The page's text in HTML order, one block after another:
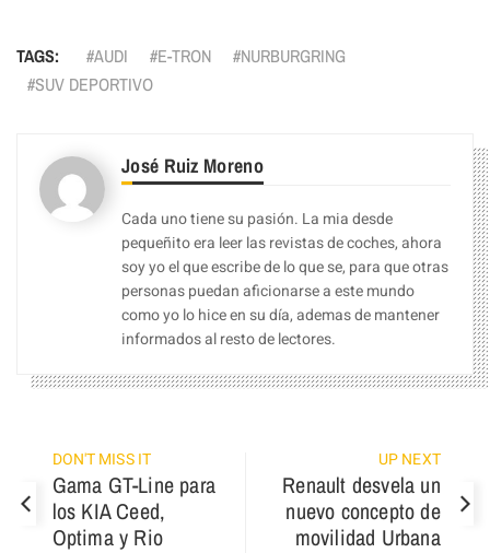
TAGS: AUDI E-TRON
NURBURGRING
SUV DEPORTIVO
José Ruiz Moreno
Cada uno tiene su pasión. La mia desde
pequeñito era leer las revistas de coches, ahora
soy yo el que escribe de lo que se, para que otras
personas puedan aficionarse a este mundo
como yo lo hice en su día, ademas de mantener
informados al resto de lectores.
DON'T MISS IT
Gama GT-Line para
los KIA Ceed,
Optima y Rio
UP NEXT
Renault desvela un
nuevo concepto de
movilidad Urbana